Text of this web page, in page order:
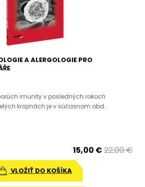
A ALERGOLOGIE PRO
imunity v posledných rokoch
krajinách je v súčasnom obd..
15,00 € 22,00 €
VLOŽIŤ DO KOŠÍKA